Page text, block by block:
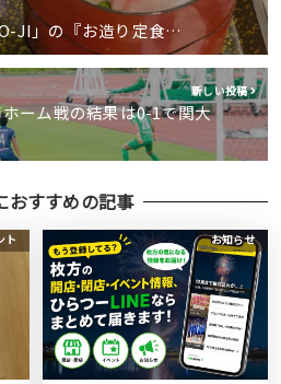
JI」の『お造り定食…
新しい投稿
ーム戦の結果は0-1で関大
おすすめの記事
ト お知らせ